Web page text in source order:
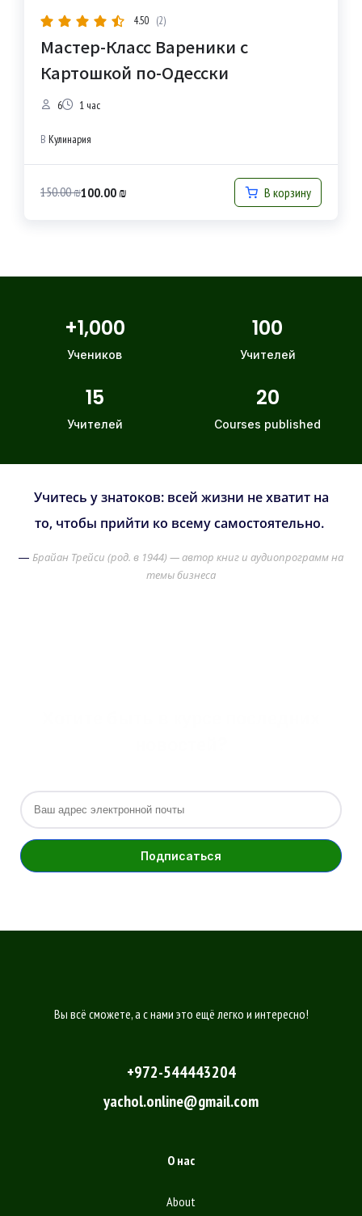
4.50 (2)
Мастер-Класс Вареники с
Картошкой по-Одесски
6 1 час
В Кулинария
150.00₪100.00 ₪ В корзину
Учеников
+1,000
Учителей
100
Учителей
15
Courses published
20
Учитесь у знатоков: всей жизни не хватит на
то, чтобы прийти ко всему самостоятельно.
— Брайан Трейси (род. в 1944) — автор книг и аудиопрограмм на
темы бизнеса
Вы всё сможете, а с нами это ещё легко и интересно!
+972-544443204
yachol.online@gmail.com
О нас
About